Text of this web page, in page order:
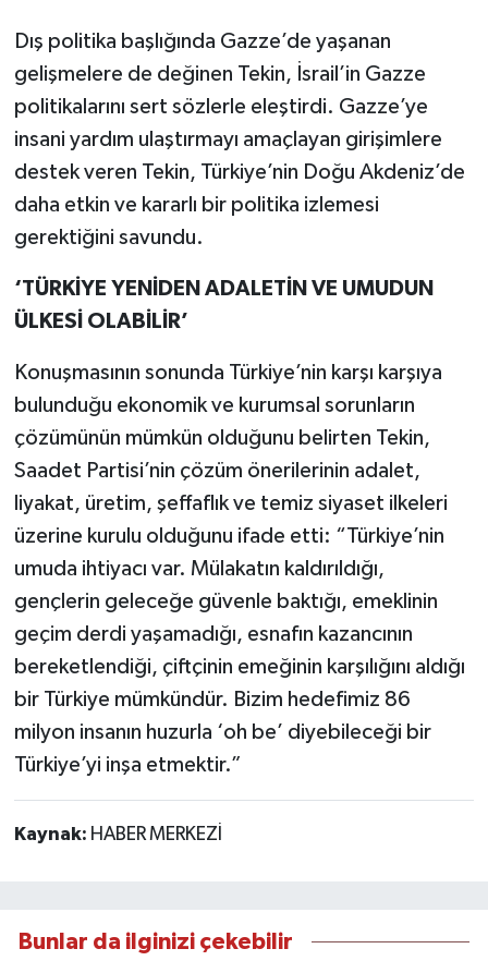
Dış politika başlığında Gazze’de yaşanan
gelişmelere de değinen Tekin, İsrail’in Gazze
politikalarını sert sözlerle eleştirdi. Gazze’ye
insani yardım ulaştırmayı amaçlayan girişimlere
destek veren Tekin, Türkiye’nin Doğu Akdeniz’de
daha etkin ve kararlı bir politika izlemesi
gerektiğini savundu.
‘TÜRKİYE YENİDEN ADALETİN VE UMUDUN
ÜLKESİ OLABİLİR’
Konuşmasının sonunda Türkiye’nin karşı karşıya
bulunduğu ekonomik ve kurumsal sorunların
çözümünün mümkün olduğunu belirten Tekin,
Saadet Partisi’nin çözüm önerilerinin adalet,
liyakat, üretim, şeffaflık ve temiz siyaset ilkeleri
üzerine kurulu olduğunu ifade etti: “Türkiye’nin
umuda ihtiyacı var. Mülakatın kaldırıldığı,
gençlerin geleceğe güvenle baktığı, emeklinin
geçim derdi yaşamadığı, esnafın kazancının
bereketlendiği, çiftçinin emeğinin karşılığını aldığı
bir Türkiye mümkündür. Bizim hedefimiz 86
milyon insanın huzurla ‘oh be’ diyebileceği bir
Türkiye’yi inşa etmektir.”
Kaynak: HABER MERKEZİ
Bunlar da ilginizi çekebilir